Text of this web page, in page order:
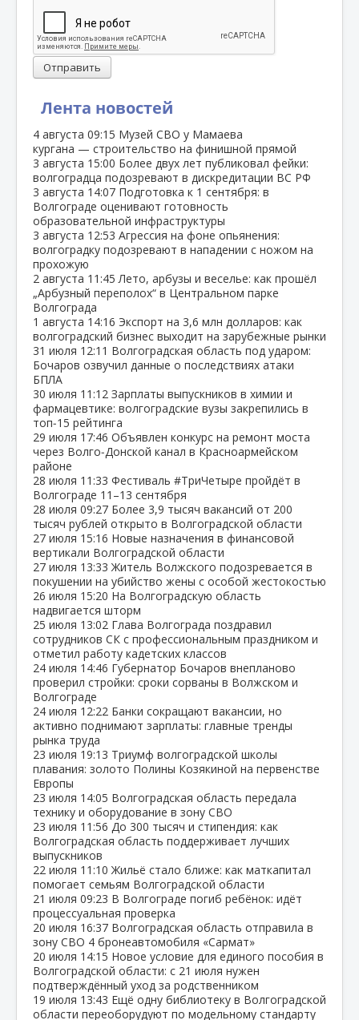
Лента новостей
4 августа 09:15 Музей СВО у Мамаева
кургана — строительство на финишной прямой
3 августа 15:00 Более двух лет публиковал фейки:
волгоградца подозревают в дискредитации ВС РФ
3 августа 14:07 Подготовка к 1 сентября: в
Волгограде оценивают готовность
образовательной инфраструктуры
3 августа 12:53 Агрессия на фоне опьянения:
волгоградку подозревают в нападении с ножом на
прохожую
2 августа 11:45 Лето, арбузы и веселье: как прошёл
„Арбузный переполох“ в Центральном парке
Волгограда
1 августа 14:16 Экспорт на 3,6 млн долларов: как
волгоградский бизнес выходит на зарубежные рынки
31 июля 12:11 Волгоградская область под ударом:
Бочаров озвучил данные о последствиях атаки
БПЛА
30 июля 11:12 Зарплаты выпускников в химии и
фармацевтике: волгоградские вузы закрепились в
топ‑15 рейтинга
29 июля 17:46 Объявлен конкурс на ремонт моста
через Волго‑Донской канал в Красноармейском
районе
28 июля 11:33 Фестиваль #ТриЧетыре пройдёт в
Волгограде 11–13 сентября
28 июля 09:27 Более 3,9 тысяч вакансий от 200
тысяч рублей открыто в Волгоградской области
27 июля 15:16 Новые назначения в финансовой
вертикали Волгоградской области
27 июля 13:33 Житель Волжского подозревается в
покушении на убийство жены с особой жестокостью
26 июля 15:20 На Волгоградскую область
надвигается шторм
25 июля 13:02 Глава Волгограда поздравил
сотрудников СК с профессиональным праздником и
отметил работу кадетских классов
24 июля 14:46 Губернатор Бочаров внепланово
проверил стройки: сроки сорваны в Волжском и
Волгограде
24 июля 12:22 Банки сокращают вакансии, но
активно поднимают зарплаты: главные тренды
рынка труда
23 июля 19:13 Триумф волгоградской школы
плавания: золото Полины Козякиной на первенстве
Европы
23 июля 14:05 Волгоградская область передала
технику и оборудование в зону СВО
23 июля 11:56 До 300 тысяч и стипендия: как
Волгоградская область поддерживает лучших
выпускников
22 июля 11:10 Жильё стало ближе: как маткапитал
помогает семьям Волгоградской области
21 июля 09:23 В Волгограде погиб ребёнок: идёт
процессуальная проверка
20 июля 16:37 Волгоградская область отправила в
зону СВО 4 бронеавтомобиля «Сармат»
20 июля 14:15 Новое условие для единого пособия в
Волгоградской области: с 21 июля нужен
подтверждённый уход за родственником
19 июля 13:43 Ещё одну библиотеку в Волгоградской
области переоборудуют по модельному стандарту
Отправить